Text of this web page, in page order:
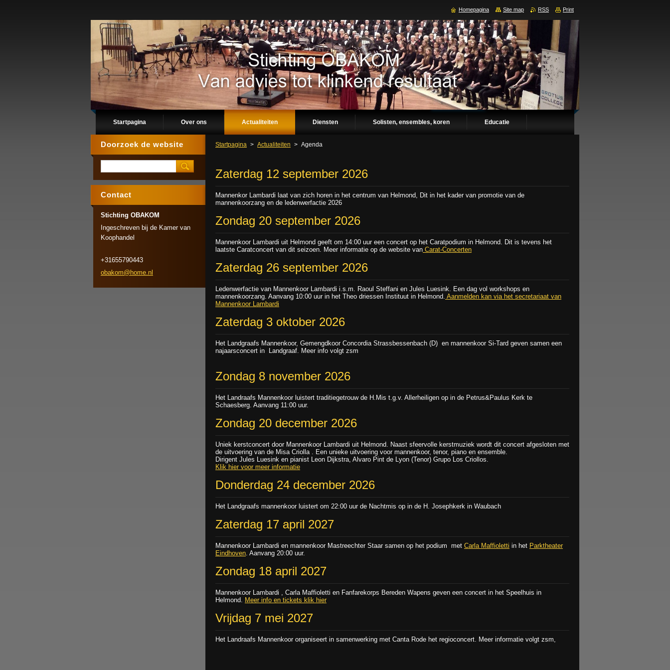
Startpagina Over ons Actualiteiten Diensten Solisten, ensembles, koren Educatie
Startpagina > Actualiteiten > Agenda
Zaterdag 12 september 2026
Mannenkor Lambardi laat van zich horen in het centrum van Helmond, Dit in het kader van promotie van de
mannenkoorzang en de ledenwerfactie 2026
Zondag 20 september 2026
Mannenkoor Lambardi uit Helmond geeft om 14:00 uur een concert op het Caratpodium in Helmond. Dit is tevens het
laatste Caratconcert van dit seizoen. Meer informatie op de website van Carat-Concerten
Zaterdag 26 september 2026
Ledenwerfactie van Mannenkoor Lambardi i.s.m. Raoul Steffani en Jules Luesink. Een dag vol workshops en
mannenkoorzang. Aanvang 10:00 uur in het Theo driessen Instituut in Helmond. Aanmelden kan via het secretariaat van
Mannenkoor Lambardi
Zaterdag 3 oktober 2026
Het Landgraafs Mannenkoor, Gemengdkoor Concordia Strassbessenbach (D) en mannenkoor Si-Tard geven samen een
najaarsconcert in Landgraaf. Meer info volgt zsm
Zondag 8 november 2026
Het Landraafs Mannenkoor luistert traditiegetrouw de H.Mis t.g.v. Allerheiligen op in de Petrus&Paulus Kerk te
Schaesberg. Aanvang 11:00 uur.
Zondag 20 december 2026
Uniek kerstconcert door Mannenkoor Lambardi uit Helmond. Naast sfeervolle kerstmuziek wordt dit concert afgesloten met
de uitvoering van de Misa Criolla . Een unieke uitvoering voor mannenkoor, tenor, piano en ensemble.
Dirigent Jules Luesink en pianist Leon Dijkstra, Alvaro Pint de Lyon (Tenor) Grupo Los Criollos.
Klik hier voor meer informatie
Donderdag 24 december 2026
Het Landgraafs mannenkoor luistert om 22:00 uur de Nachtmis op in de H. Josephkerk in Waubach
Zaterdag 17 april 2027
Mannenkoor Lambardi en mannenkoor Mastreechter Staar samen op het podium met Carla Maffioletti in het Parktheater
Eindhoven. Aanvang 20:00 uur.
Zondag 18 april 2027
Mannenkoor Lambardi , Carla Maffioletti en Fanfarekorps Bereden Wapens geven een concert in het Speelhuis in
Helmond. Meer info en tickets klik hier
Vrijdag 7 mei 2027
Het Landraafs Mannenkoor organiseert in samenwerking met Canta Rode het regioconcert. Meer informatie volgt zsm,
Doorzoek de website
Contact
Stichting OBAKOM
Ingeschreven bij de Kamer van
Koophandel
+31655790443
obakom@home.nl
Homepagina Site map RSS Print